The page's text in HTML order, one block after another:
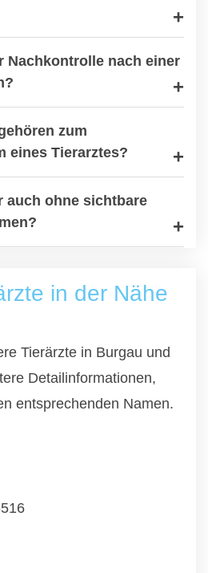
Nachkontrolle nach einer
zum
eines Tierarztes?
auch ohne sichtbare
in der Nähe
Tierärzte in Burgau und
Detailinformationen,
entsprechenden Namen.